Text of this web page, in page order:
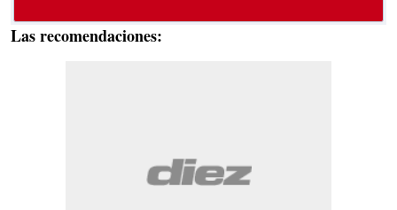
Las recomendaciones: